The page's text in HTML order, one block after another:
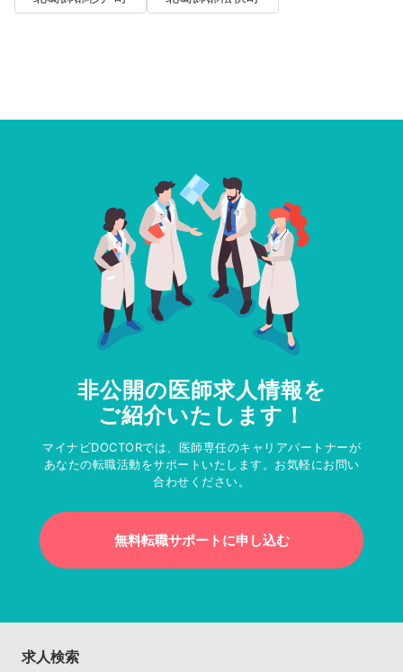
非公開の医師求人情報を
ご紹介いたします！
マイナビDOCTORでは、医師専任のキャリアパートナーが
あなたの転職活動をサポートいたします。お気軽にお問い
合わせください。
無料転職サポートに申し込む
求人検索